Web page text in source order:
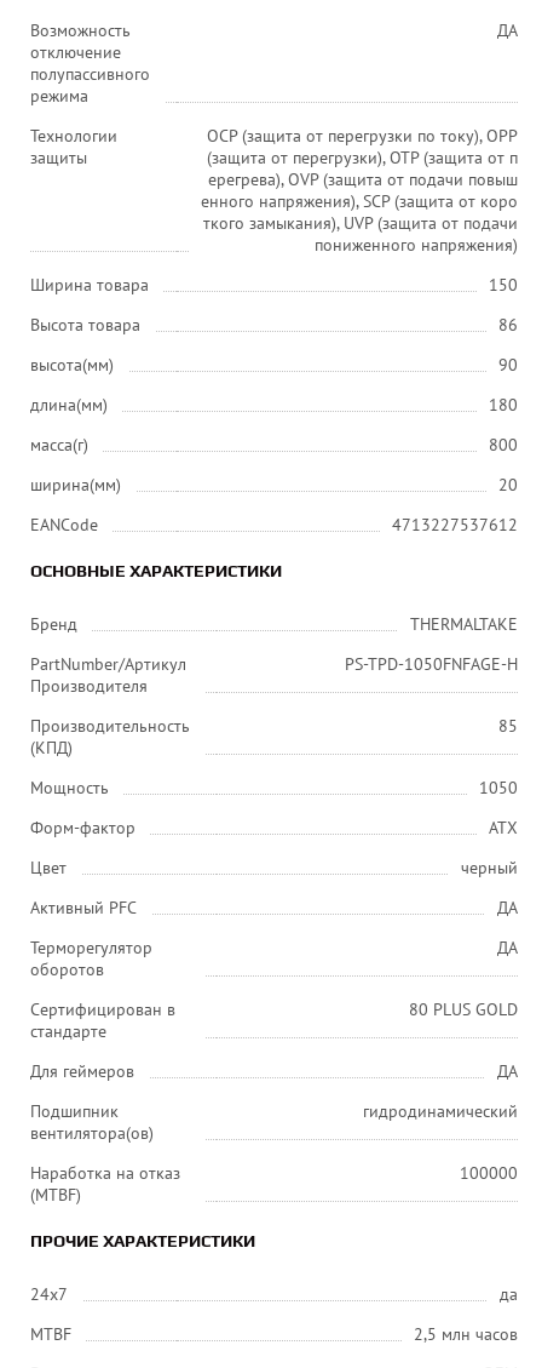
Возможность
отключение
полупассивного
режима
ДА
Технологии
защиты
OCP (защита от перегрузки по току), OPP
(защита от перегрузки), OTP (защита от п
ерегрева), OVP (защита от подачи повыш
енного напряжения), SCP (защита от коро
ткого замыкания), UVP (защита от подачи
пониженного напряжения)
Ширина товара
150
Высота товара
86
высота(мм)
90
длина(мм)
180
масса(г)
800
ширина(мм)
20
EANCode
4713227537612
ОСНОВНЫЕ ХАРАКТЕРИСТИКИ
Бренд
THERMALTAKE
PartNumber/Артикул
Производителя
PS-TPD-1050FNFAGE-H
Производительность
(КПД)
85
Мощность
1050
Форм-фактор
ATX
Цвет
черный
Активный PFC
ДА
Терморегулятор
оборотов
ДА
Сертифицирован в
стандарте
80 PLUS GOLD
Для геймеров
ДА
Подшипник
вентилятора(ов)
гидродинамический
Наработка на отказ
(MTBF)
100000
ПРОЧИЕ ХАРАКТЕРИСТИКИ
24x7
да
MTBF
2,5 млн часов